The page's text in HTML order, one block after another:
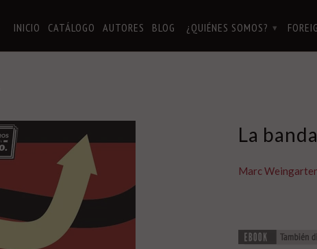
INICIO CATÁLOGO AUTORES BLOG ¿QUIÉNES SOMOS? ▾
La
Marc